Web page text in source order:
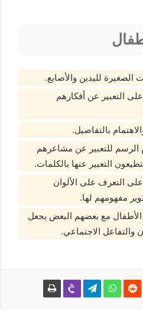
الصغيرة لليدين والأصابع.
التعبير عن أفكارهم
بالتفاصيل.
الرسم للتعبير عن مشاعرهم
التعبير عنها بالكلمات.
التعرف على الألوان
مفهومهم لها.
مع بعضهم البعض يجعل
والتفاعل الاجتماعي.